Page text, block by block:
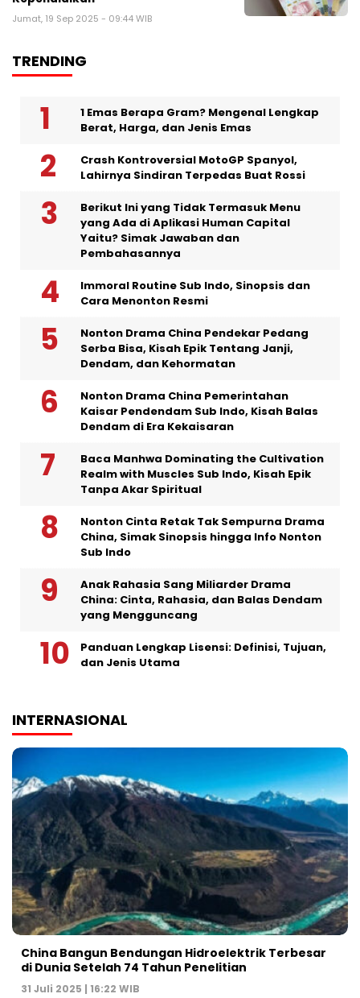
Jumat, 19 Sep 2025 - 09:44 WIB
TRENDING
1 Emas Berapa Gram? Mengenal Lengkap
Berat, Harga, dan Jenis Emas
Crash Kontroversial MotoGP Spanyol,
Lahirnya Sindiran Terpedas Buat Rossi
Berikut Ini yang Tidak Termasuk Menu
yang Ada di Aplikasi Human Capital
Yaitu? Simak Jawaban dan
Pembahasannya
Immoral Routine Sub Indo, Sinopsis dan
Cara Menonton Resmi
Nonton Drama China Pendekar Pedang
Serba Bisa, Kisah Epik Tentang Janji,
Dendam, dan Kehormatan
Nonton Drama China Pemerintahan
Kaisar Pendendam Sub Indo, Kisah Balas
Dendam di Era Kekaisaran
Baca Manhwa Dominating the Cultivation
Realm with Muscles Sub Indo, Kisah Epik
Tanpa Akar Spiritual
Nonton Cinta Retak Tak Sempurna Drama
China, Simak Sinopsis hingga Info Nonton
Sub Indo
Anak Rahasia Sang Miliarder Drama
China: Cinta, Rahasia, dan Balas Dendam
yang Mengguncang
Panduan Lengkap Lisensi: Definisi, Tujuan,
dan Jenis Utama
INTERNASIONAL
China Bangun Bendungan Hidroelektrik Terbesar
di Dunia Setelah 74 Tahun Penelitian
31 Juli 2025 | 16:22 WIB